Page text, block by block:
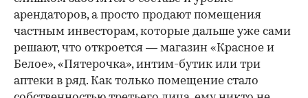
арендаторов, а просто продают помещения
частным инвесторам, которые дальше уже сами
решают, что откроется — магазин «Красное и
Белое», «Пятерочка», интим-бутик или три
аптеки в ряд. Как только помещение стало